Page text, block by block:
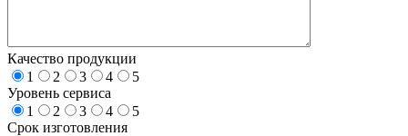
Качество продукции
1
2 3 4
5
Уровень сервиса
1
2 3 4
5
Срок изготовления